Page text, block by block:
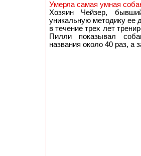
Умерла самая умная
Хозяин Чейзер,
уникальную методику ее
в течение трех лет
Пилли показывал
названия около 40 раз, а